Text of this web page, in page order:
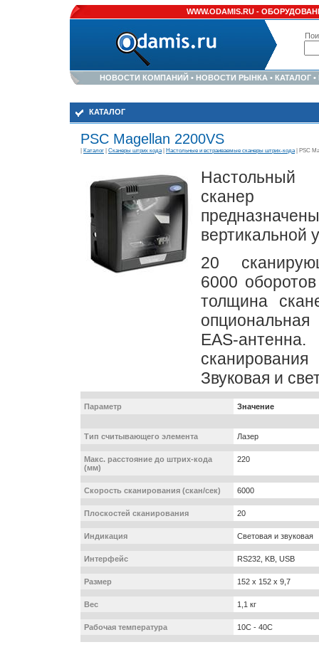
WWW.ODAMIS.RU -
НОВОСТИ КОМПАНИЙ • НОВОСТИ РЫНКА • КАТАЛОГ •
КАТАЛОГ
PSC Magellan 2200VS
Каталог Сканеры штрих кода| Настольные и встраиваемые сканеры штрих-кода| PSC
Настольный
сканер
вертикальной
20
6000
толщина
EAS-
Звуковая и
Параметр Значение
Тип считывающего элемента Лазер
Макс. расстояние до штрих-кода
(мм)
220
Скорость сканирования (скан/сек) 6000
Плоскостей сканирования 20
Индикация Световая и звуковая
Интерфейс RS232, KB, USB
Размер 152 x 152 x 9,7
Вес 1,1 кг
Рабочая температура 10С - 40С